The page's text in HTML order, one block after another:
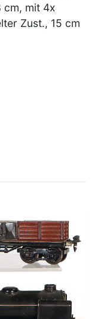
cm, mit 4x
Zust., 15 cm